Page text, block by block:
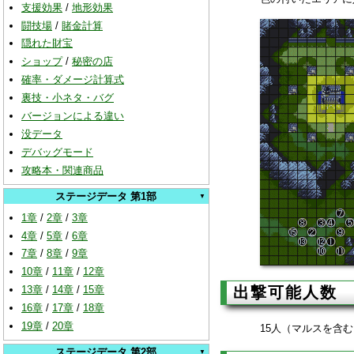
支援効果 / 地形効果
闘技場 / 賭金計算
隠れた財宝
ショップ/ 秘密の店
確率・ダメージ計算式
裏技・小ネタ・バグ
バージョンによる違い
没データ
デバッグモード
攻略本・関連商品
ステージデータ 第1部
1章 / 2章 / 3章
4章 / 5章 / 6章
7章 / 8章 / 9章
10章 / 11章 / 12章
13章 / 14章 / 15章
16章 / 17章 / 18章
19章 / 20章
出撃可能人数
15人（マルスを含